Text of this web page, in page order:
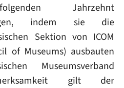
Jahrzehnt
indem sie die
Sektion von ICOM
of Museums) ausbauten
Museumsverband
gilt der